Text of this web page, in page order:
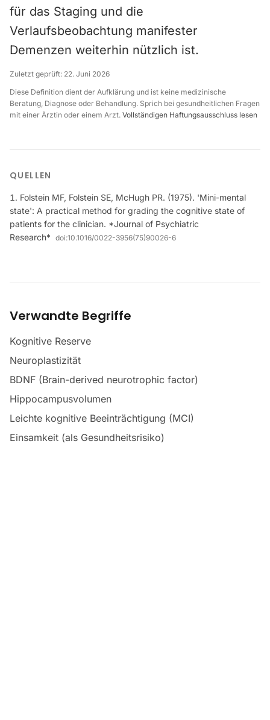
für das Staging und die
Verlaufsbeobachtung manifester
Demenzen weiterhin nützlich ist.
Zuletzt geprüft: 22. Juni 2026
Diese Definition dient der Aufklärung und ist keine medizinische
Beratung, Diagnose oder Behandlung. Sprich bei gesundheitlichen Fragen
mit einer Ärztin oder einem Arzt. Vollständigen Haftungsausschluss lesen
QUELLEN
Folstein MF, Folstein SE, McHugh PR. (1975). 'Mini-mental
state': A practical method for grading the cognitive state of
patients for the clinician. *Journal of Psychiatric
Research* doi:10.1016/0022-3956(75)90026-6
Verwandte Begriffe
Kognitive Reserve
Neuroplastizität
BDNF (Brain-derived neurotrophic factor)
Hippocampusvolumen
Leichte kognitive Beeinträchtigung (MCI)
Einsamkeit (als Gesundheitsrisiko)